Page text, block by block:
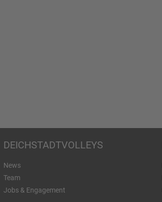
DEICHSTADTVOLLEYS
News
Team
Jobs & Engagement